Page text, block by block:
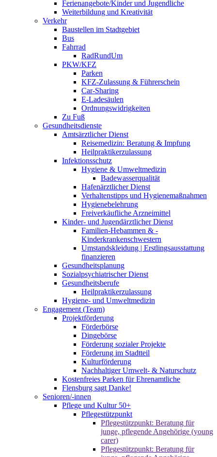
Ferienangebote/Kinder und Jugendliche
Weiterbildung und Kreativität
Verkehr
Baustellen im Stadtgebiet
Bus
Fahrrad
RadRundUm
PKW/KFZ
Parken
KFZ-Zulassung & Führerschein
Car-Sharing
E-Ladesäulen
Ordnungswidrigkeiten
Zu Fuß
Gesundheitsdienste
Amtsärztlicher Dienst
Reisemedizin: Beratung & Impfung
Heilpraktikerzulassung
Infektionsschutz
Hygiene & Umweltmedizin
Badewasserqualität
Hafenärztlicher Dienst
Verhaltenstipps und Hygienemaßnahmen
Hygienebelehrung
Freiverkäufliche Arzneimittel
Kinder- und Jugendärztlicher Dienst
Familien-Hebammen & -
Kinderkrankenschwestern
Umstandskleidung | Erstlingsausstattung
finanzieren
Gesundheitsplanung
Sozialpsychiatrischer Dienst
Gesundheitsberufe
Heilpraktikerzulassung
Hygiene- und Umweltmedizin
Engagement (Team)
Projektförderung
Förderbörse
Dingebörse
Förderung sozialer Projekte
Förderung im Stadtteil
Kulturförderung
Nachhaltiger Umwelt- & Naturschutz
Kostenfreies Parken für Ehrenamtliche
Flensburg sagt Danke!
Senioren/-innen
Pflege und Kultur 50+
Pflegestützpunkt
Pflegestützpunkt: Beratung für
junge, pflegende Angehörige (young
carer)
Pflegestützpunkt: Beratung für